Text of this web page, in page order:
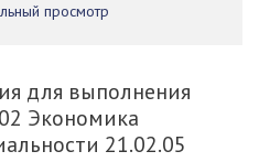
просмотр
для выполнения
Экономика
21.02.05